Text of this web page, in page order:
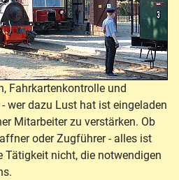
Fahrkartenkontrolle und
wer dazu Lust hat ist eingeladen
Mitarbeiter zu verstärken. Ob
oder Zugführer - alles ist
Tätigkeit nicht, die notwendigen